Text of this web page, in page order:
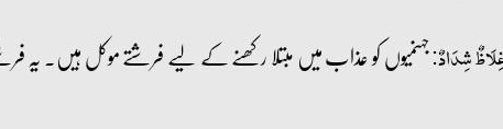
شِدَادٌ:جہنمیوں کو عذاب میں مبتلا رکھنے کے لیے فرشتے موکل ہیں۔